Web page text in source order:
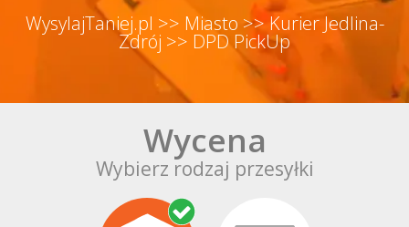
WysylajTaniej.pl >> Miasto >> Kurier Jedlina-
Zdrój >> DPD PickUp
Wycena
Wybierz rodzaj przesyłki